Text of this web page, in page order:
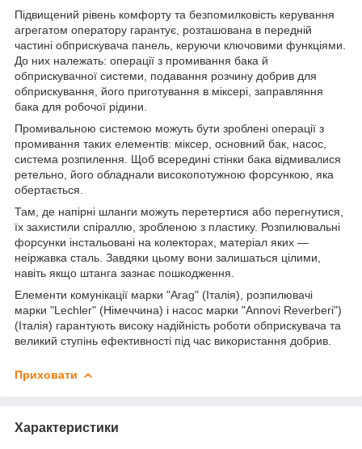
Підвищений рівень комфорту та безпомилковість керування
агрегатом оператору гарантує, розташована в передній
частині обприскувача панель, керуючи ключовими функціями.
До них належать: операції з промивання бака й
обприскувачної системи, подавання розчину добрив для
обприскування, його приготування в міксері, заправляння
бака для робочої рідини.
Промивальною системою можуть бути зроблені операції з
промивання таких елементів: міксер, основний бак, насос,
система розпилення. Щоб всередині стінки бака відмивалися
ретельно, його обладнали високопотужною форсункою, яка
обертається.
Там, де напірні шланги можуть перетертися або перегнутися,
їх захистили спіраллю, зробленою з пластику. Розпилювальні
форсунки інстальовані на колекторах, матеріал яких —
неіржавка сталь. Завдяки цьому вони залишаться цілими,
навіть якщо штанга зазнає пошкодження.
Елементи комунікації марки "Arag" (Італія), розпилювачі
марки "Lechler" (Німеччина) і насос марки "Annovi Reverberi")
(Італія) гарантують високу надійність роботи обприскувача та
великий ступінь ефективності під час використання добрив.
Приховати
Характеристики